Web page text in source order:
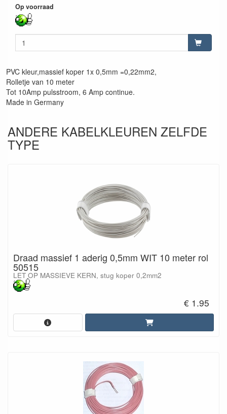
Op voorraad
PVC kleur,massief koper 1x 0,5mm =0,22mm2,
Rolletje van 10 meter
Tot 10Amp pulsstroom, 6 Amp continue.
Made in Germany
ANDERE KABELKLEUREN ZELFDE
TYPE
Draad massief 1 aderig 0,5mm WIT 10 meter rol
50515
LET OP MASSIEVE KERN, stug koper 0,2mm2
€ 1.95